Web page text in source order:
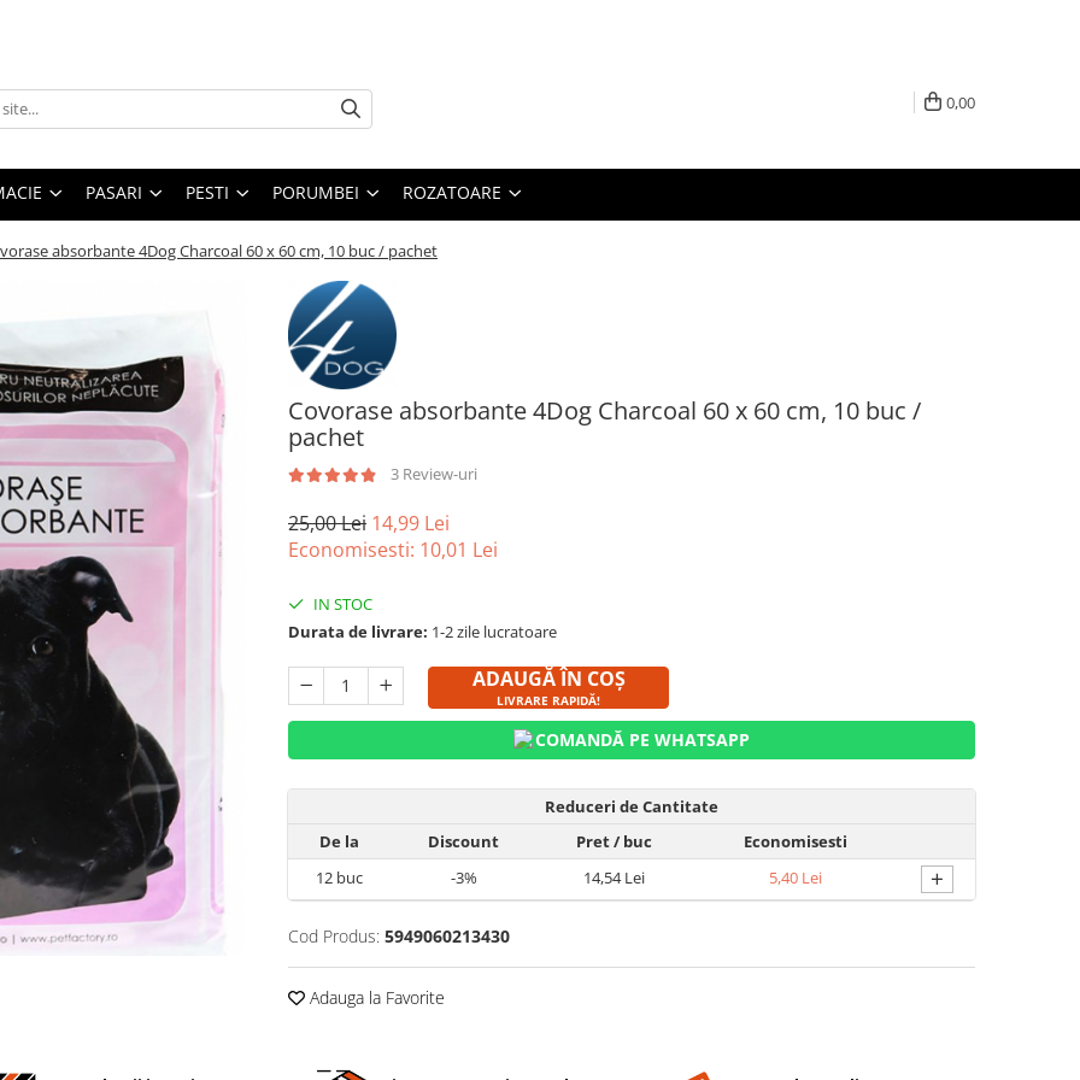
0,00
PASARI PESTI PORUMBEI ROZATOARE
absorbante 4Dog Charcoal 60 x 60 cm, 10 buc / pachet
Covorase absorbante 4Dog Charcoal 60 x 60 cm, 10 buc /
pachet
3 Review-uri
25,00 Lei 14,99 Lei
Economisesti: 10,01 Lei
IN STOC
Durata de livrare: 1-2 zile lucratoare
ADAUGĂ ÎN COȘ
LIVRARE RAPIDĂ!
COMANDĂ PE WHATSAPP
Reduceri de Cantitate
De la
Discount Pret/ buc
Economisesti
12 buc -3% 14,54 Lei 5,40 Lei +
Cod Produs: 5949060213430
Adauga la Favorite